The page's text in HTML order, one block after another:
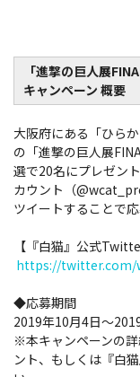
「進撃の巨人展
キャンペーン 概要
大阪府にある「ひら
の「進撃の巨人展
選で20名にプレゼン
カウント（
ツイートすることで応
【『白猫』公式
https://twitter.com/
◆応募期間
2019年10月4日～
※本キャンペーンの
ント、もしくは『白